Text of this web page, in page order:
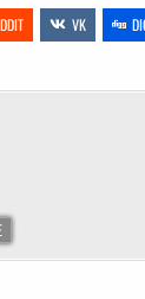
VK